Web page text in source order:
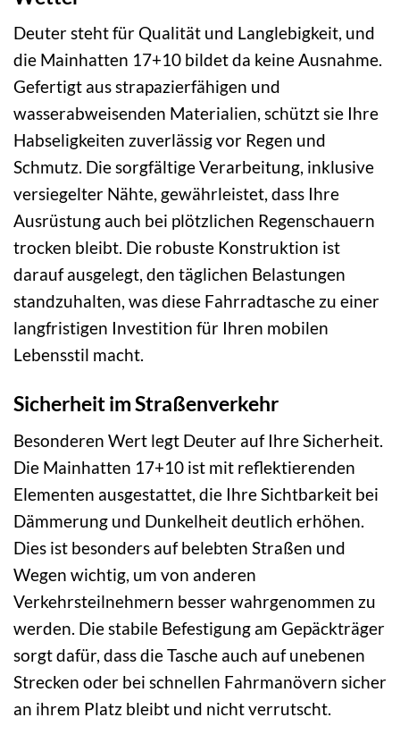
Deuter steht für Qualität und Langlebigkeit, und
die Mainhatten 17+10 bildet da keine Ausnahme.
Gefertigt aus strapazierfähigen und
wasserabweisenden Materialien, schützt sie Ihre
Habseligkeiten zuverlässig vor Regen und
Schmutz. Die sorgfältige Verarbeitung, inklusive
versiegelter Nähte, gewährleistet, dass Ihre
Ausrüstung auch bei plötzlichen Regenschauern
trocken bleibt. Die robuste Konstruktion ist
darauf ausgelegt, den täglichen Belastungen
standzuhalten, was diese Fahrradtasche zu einer
langfristigen Investition für Ihren mobilen
Lebensstil macht.
Sicherheit im Straßenverkehr
Besonderen Wert legt Deuter auf Ihre Sicherheit.
Die Mainhatten 17+10 ist mit reflektierenden
Elementen ausgestattet, die Ihre Sichtbarkeit bei
Dämmerung und Dunkelheit deutlich erhöhen.
Dies ist besonders auf belebten Straßen und
Wegen wichtig, um von anderen
Verkehrsteilnehmern besser wahrgenommen zu
werden. Die stabile Befestigung am Gepäckträger
sorgt dafür, dass die Tasche auch auf unebenen
Strecken oder bei schnellen Fahrmanövern sicher
an ihrem Platz bleibt und nicht verrutscht.